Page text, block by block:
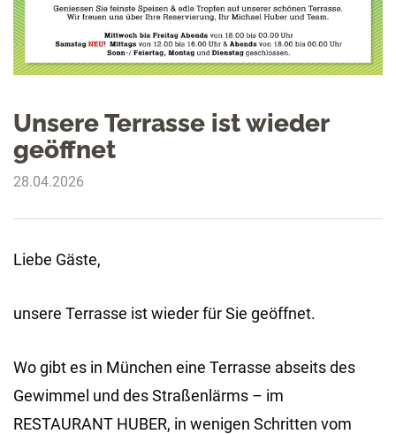
Unsere Terrasse ist wieder
geöffnet
28.04.2026
Liebe Gäste,
unsere Terrasse ist wieder für Sie geöffnet.
Wo gibt es in München eine Terrasse abseits des
Gewimmel und des Straßenlärms – im
RESTAURANT HUBER, in wenigen Schritten vom